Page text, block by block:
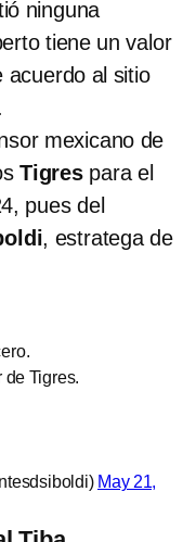
ninguna
tiene un valor
acuerdo al sitio
mexicano de
Tigrespara el
pues del
, estratega de
de Tigres.
May 21,